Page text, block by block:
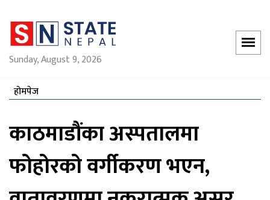
Sunday, August 9, 2026
होमपेज
काठमाडौंका अस्पतालमा
फोहोरको वर्गीकरण भएन,